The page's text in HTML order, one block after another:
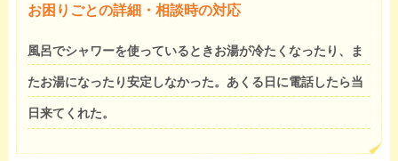
お困りごとの詳細・相談時の対応
風呂でシャワーを使っているときお湯が冷たくなったり、ま
たお湯になったり安定しなかった。あくる日に電話したら当
日来てくれた。